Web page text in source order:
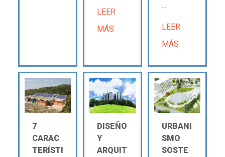
LEER
MÁS
...
LEER
MÁS
7
CARAC
TERÍSTI
DISEÑO
Y
ARQUIT
URBANI
SMO
SOSTE